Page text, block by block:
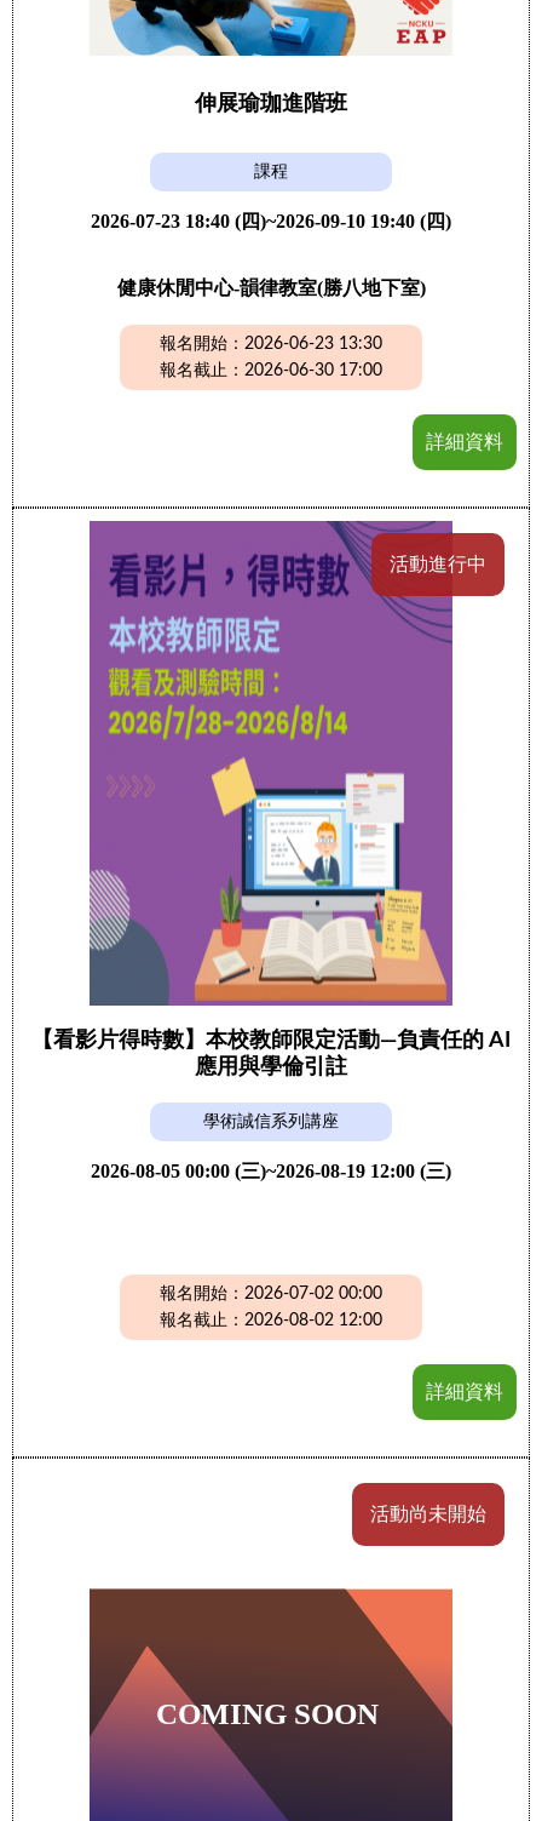
伸展瑜珈進階班
課程
2026-07-23 18:40 (四)~2026-09-10 19:40 (四)
健康休閒中心-韻律教室(勝八地下室)
報名開始：2026-06-23 13:30
報名截止：2026-06-30 17:00
詳細資料
活動進行中
【看影片得時數】本校教師限定活動—負責任的 AI
應用與學倫引註
學術誠信系列講座
2026-08-05 00:00 (三)~2026-08-19 12:00 (三)
報名開始：2026-07-02 00:00
報名截止：2026-08-02 12:00
詳細資料
活動尚未開始